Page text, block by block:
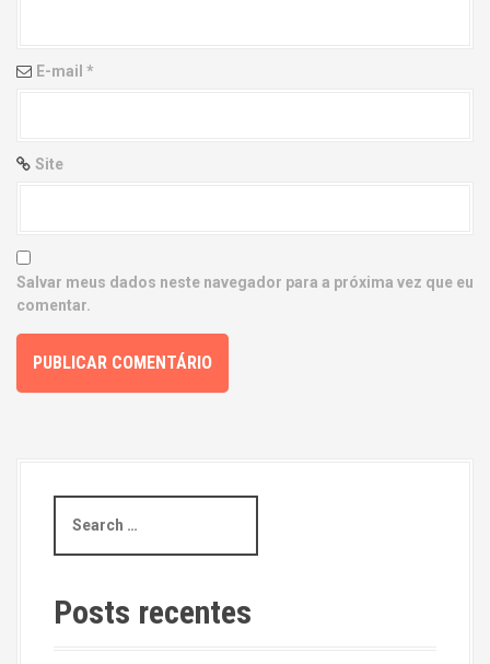
n E-mail *
Site
Salvar meus dados neste navegador para a próxima vez que eu
comentar.
a
c
h
Posts recentes